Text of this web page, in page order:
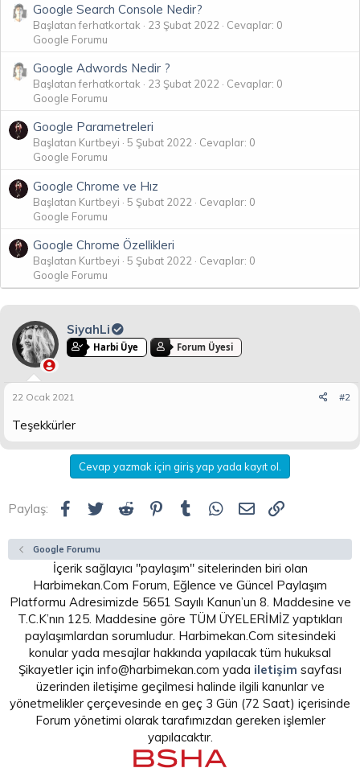
Google Search Console Nedir?
Başlatan ferhatkortak 23 Şubat 2022
Cevaplar: 0
Google Forumu
Google Adwords Nedir ?
Başlatan ferhatkortak 23 Şubat 2022
Cevaplar: 0
Google Forumu
Google Parametreleri
Başlatan Kurtbeyi 5 Şubat 2022
Cevaplar: 0
Google Forumu
Google Chrome ve Hız
Başlatan Kurtbeyi 5 Şubat 2022
Cevaplar: 0
Google Forumu
Google Chrome Özellikleri
Başlatan Kurtbeyi 5 Şubat 2022
Cevaplar: 0
Google Forumu
SiyahLi
Harbi Üye Forum Üyesi
22 Ocak 2021 #2
Teşekkürler
Cevap yazmak için giriş yap yada kayıt ol.
Paylaş: Facebook
Twitter Reddit Pinterest
Tumblr WhatsApp
E-posta
Google Forumu
İçerik sağlayıcı "paylaşım" sitelerinden biri olan
Harbimekan.Com Forum, Eğlence ve Güncel Paylaşım
Platformu Adresimizde 5651 Sayılı Kanun’un 8. Maddesine ve
T.C.K’nın 125. Maddesine göre TÜM ÜYELERİMİZ yaptıkları
paylaşımlardan sorumludur. Harbimekan.Com sitesindeki
konular yada mesajlar hakkında yapılacak tüm hukuksal
Şikayetler için info@harbimekan.com yada iletişim sayfası
üzerinden iletişime geçilmesi halinde ilgili kanunlar ve
yönetmelikler çerçevesinde en geç 3 Gün (72 Saat) içerisinde
Forum yönetimi olarak tarafımızdan gereken işlemler
yapılacaktır.